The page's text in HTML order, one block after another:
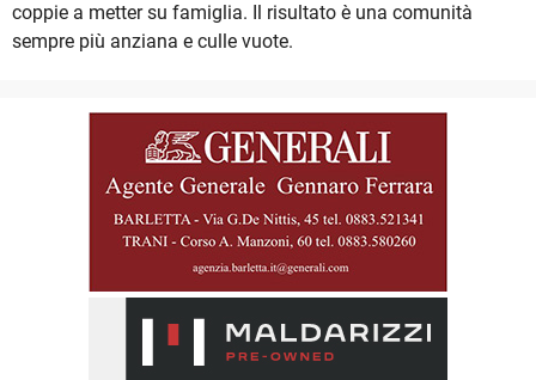
coppie a metter su famiglia. Il risultato è una comunità
sempre più anziana e culle vuote.